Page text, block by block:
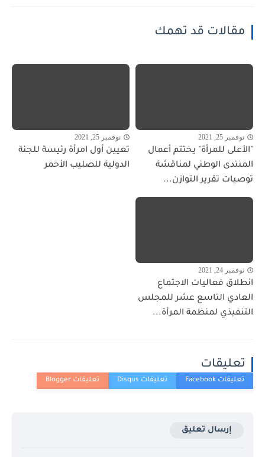
مقالات قد تهمك
نوفمبر 25, 2021
"الأعلى للمرأة" يختتم أعمال
المنتدى الوطني لمناقشة
توصيات تقرير التوازن...
نوفمبر 25, 2021
تعيين أول امرأة رئيسة للجنة
الدولية للصليب الأحمر
نوفمبر 24, 2021
انطلاق فعاليات الاجتماع
العادي التاسع عشر للمجلس
التنفيذي لمنظمة المرأة...
تعليقات
إرسال تعليق